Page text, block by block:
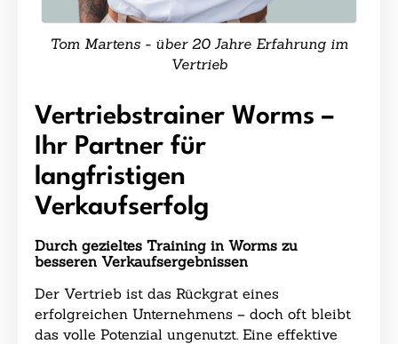
Vertriebstrainer Worms –
Ihr Partner für
langfristigen
Verkaufserfolg
Durch gezieltes Training in Worms zu
besseren Verkaufsergebnissen
Der Vertrieb ist das Rückgrat eines
erfolgreichen Unternehmens – doch oft bleibt
das volle Potenzial ungenutzt. Eine effektive
Tom Martens - über 20 Jahre Erfahrung im
Vertrieb